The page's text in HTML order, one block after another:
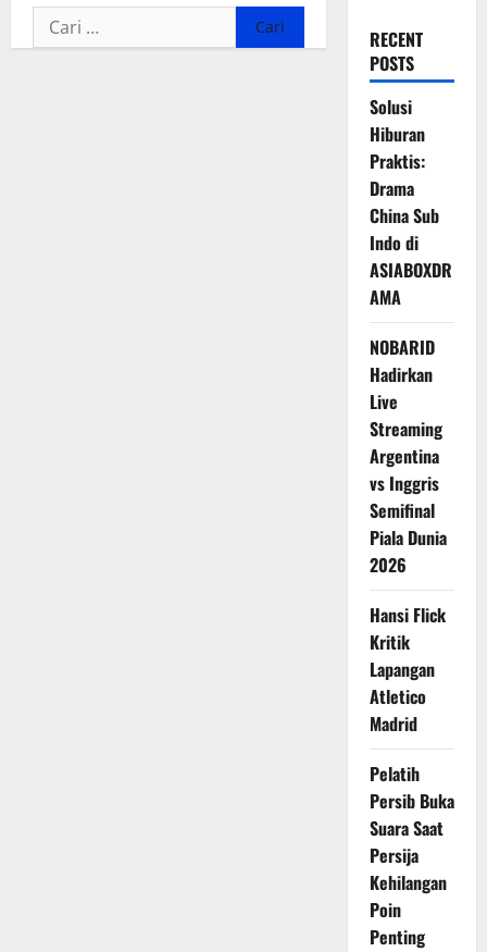
Cari
untuk:
RECENT
POSTS
Solusi
Hiburan
Praktis:
Drama
China Sub
Indo di
ASIABOXDR
AMA
NOBARID
Hadirkan
Live
Streaming
Argentina
vs Inggris
Semifinal
Piala Dunia
2026
Hansi Flick
Kritik
Lapangan
Atletico
Madrid
Pelatih
Persib Buka
Suara Saat
Persija
Kehilangan
Poin
Penting